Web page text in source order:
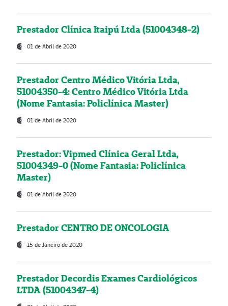
Prestador Clínica Itaipú Ltda (51004348-2)
01 de Abril de 2020
Prestador Centro Médico Vitória Ltda,
51004350-4: Centro Médico Vitória Ltda
(Nome Fantasia: Policlínica Master)
01 de Abril de 2020
Prestador: Vipmed Clínica Geral Ltda,
51004349-0 (Nome Fantasia: Policlínica
Master)
01 de Abril de 2020
Prestador CENTRO DE ONCOLOGIA
15 de Janeiro de 2020
Prestador Decordis Exames Cardiológicos
LTDA (51004347-4)